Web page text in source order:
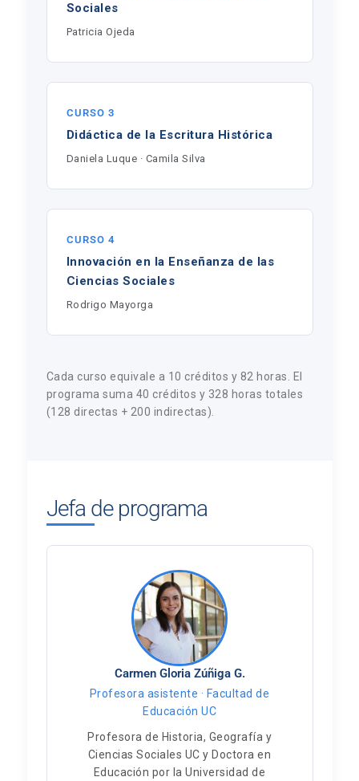
Sociales
Patricia Ojeda
CURSO 3
Didáctica de la Escritura Histórica
Daniela Luque · Camila Silva
CURSO 4
Innovación en la Enseñanza de las
Ciencias Sociales
Rodrigo Mayorga
Cada curso equivale a 10 créditos y 82 horas. El
programa suma 40 créditos y 328 horas totales
(128 directas + 200 indirectas).
Jefa de programa
Carmen Gloria Zúñiga G.
Profesora asistente · Facultad de
Educación UC
Profesora de Historia, Geografía y
Ciencias Sociales UC y Doctora en
Educación por la Universidad de